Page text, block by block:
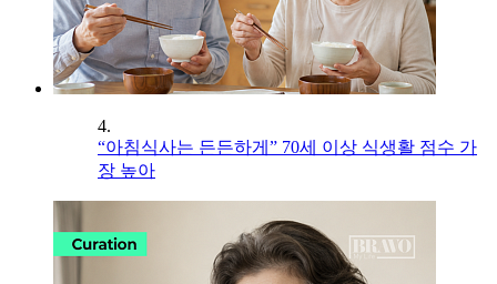
4.
“아침식사는 든든하게” 70세 이상 식생활 점수 가
장 높아